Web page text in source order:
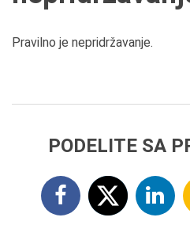
Pravilno je nepridržavanje.
PODELITE SA